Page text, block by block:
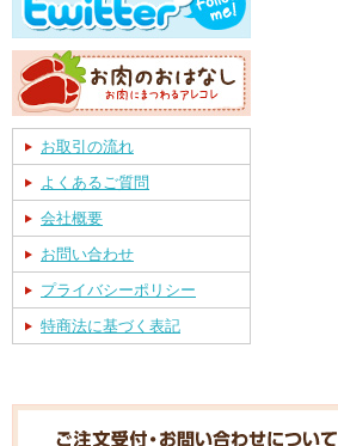
お取引の流れ
よくあるご質問
会社概要
お問い合わせ
プライバシーポリシー
特商法に基づく表記